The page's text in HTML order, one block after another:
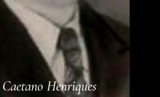
Henriques